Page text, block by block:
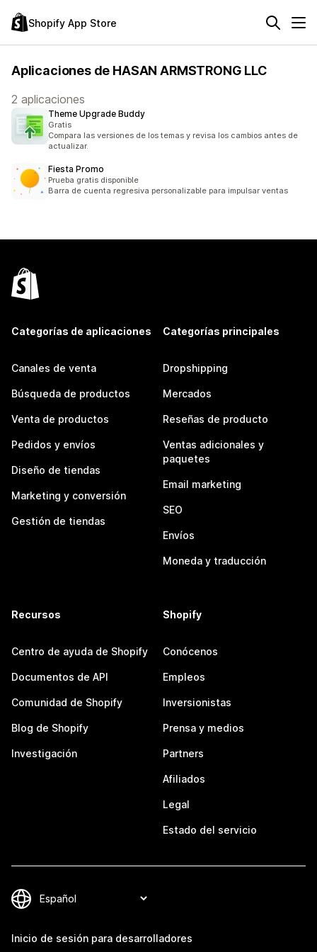
Shopify App Store
Aplicaciones de HASAN ARMSTRONG LLC
2 aplicaciones
Theme Upgrade Buddy
Gratis
Compara las versiones de los temas y revisa los cambios antes de
actualizar.
Fiesta Promo
Prueba gratis disponible
Barra de cuenta regresiva personalizable para impulsar ventas
Categorías de aplicaciones
Canales de venta
Búsqueda de productos
Venta de productos
Pedidos y envíos
Diseño de tiendas
Marketing y conversión
Gestión de tiendas
Categorías principales
Dropshipping
Mercados
Reseñas de producto
Ventas adicionales y
paquetes
Email marketing
SEO
Envíos
Moneda y traducción
Recursos
Centro de ayuda de Shopify
Documentos de API
Comunidad de Shopify
Blog de Shopify
Investigación
Shopify
Conócenos
Empleos
Inversionistas
Prensa y medios
Partners
Afiliados
Legal
Estado del servicio
Inicio de sesión para desarrolladores